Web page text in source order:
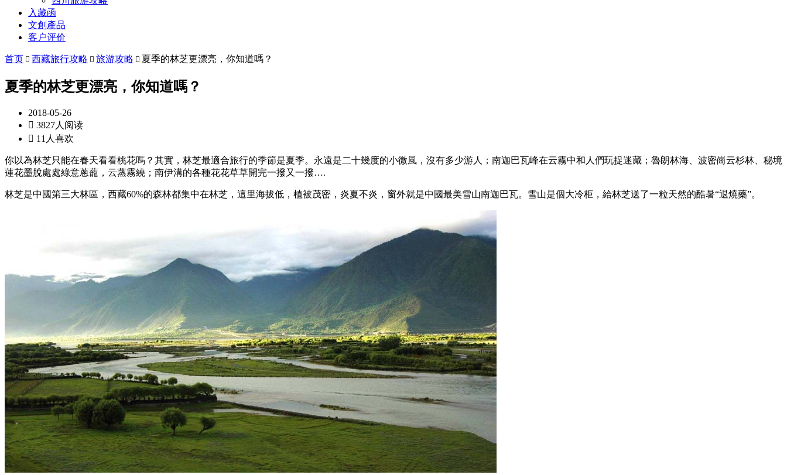
入藏函
文創產品
客户评价
首页  西藏旅行攻略  旅游攻略  夏季的林芝更漂亮，你知道嗎？
夏季的林芝更漂亮，你知道嗎？
2018-05-26
 3827人阅读
 11人喜欢
你以為林芝只能在春天看看桃花嗎？其實，林芝最適合旅行的季節是夏季。永遠是二十幾度的小微風，沒有多少游人；南迦巴瓦峰在云霧中和人們玩捉迷藏；魯朗林海、波密崗云杉林、秘境
蓮花墨脫處處綠意蔥蘢，云蒸霧繞；南伊溝的各種花花草草開完一撥又一撥….
林芝是中國第三大林區，西藏60%的森林都集中在林芝，這里海拔低，植被茂密，炎夏不炎，窗外就是中國最美雪山南迦巴瓦。雪山是個大冷柜，給林芝送了一粒天然的酷暑“退燒藥”。